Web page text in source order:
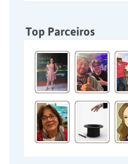
Top Parceiros